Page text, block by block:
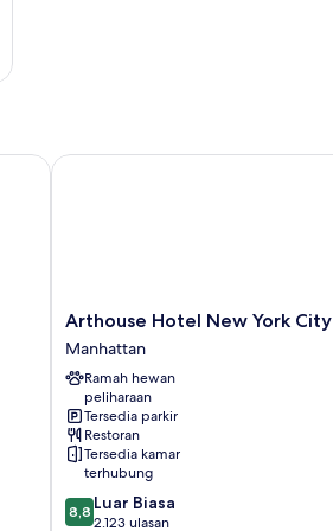
Arthouse
Hotel
New
York
City
Manhattan
Arthouse Hotel New York City
Manhattan
Ramah hewan
peliharaan
Tersedia parkir
Restoran
Tersedia kamar
terhubung
8.8
dari
8,8 Luar Biasa
2.123 ulasan
Arthouse Hotel New York City